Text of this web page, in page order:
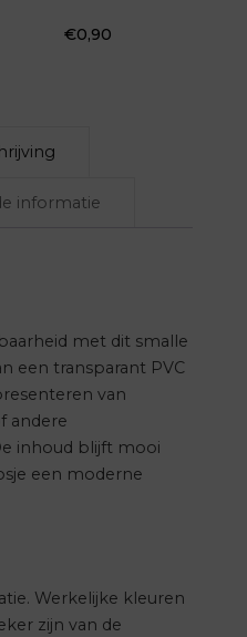
€0,90
informatie
met dit smalle
een transparant PVC
van
andere
inhoud blijft mooi
een moderne
Werkelijke kleuren
zijn van de